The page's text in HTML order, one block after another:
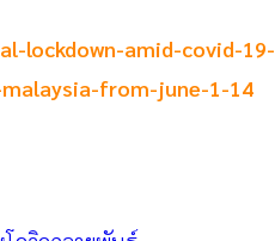
lockdown-amid-covid-19-
from-june-1-14